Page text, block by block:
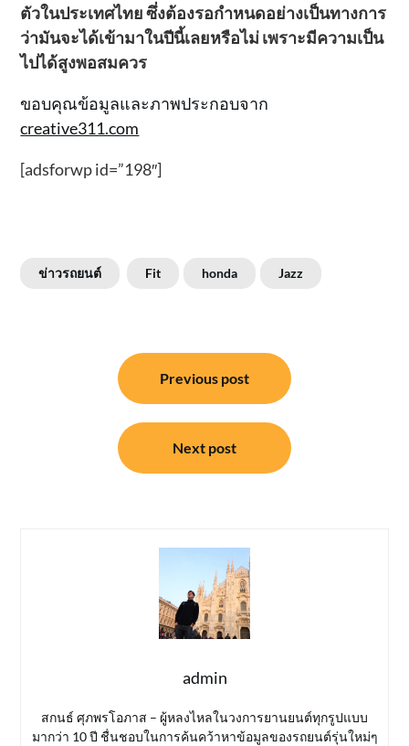
ตัวในประเทศไทย ซึ่งต้องรอกำหนดอย่างเป็นทางการ
ว่ามันจะได้เข้ามาในปีนี้เลยหรือไม่ เพราะมีความเป็น
ไปได้สูงพอสมควร
ขอบคุณข้อมูลและภาพประกอบจาก
creative311.com
[adsforwp id=”198″]
ข่าวรถยนต์ Fit honda Jazz
Previous post
Next post
admin
สกนธ์ ศุภพรโอภาส – ผู้หลงไหลในวงการยานยนต์ทุกรูปแบบ
มากว่า 10 ปี ชื่นชอบในการค้นคว้าหาข้อมูลของรถยนต์รุ่นใหม่ๆ